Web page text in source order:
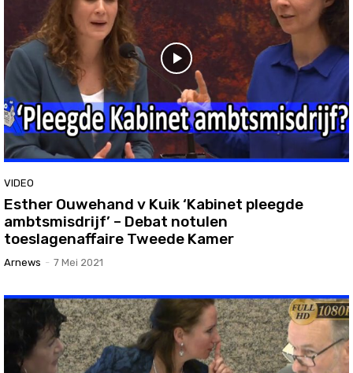
VIDEO
Esther Ouwehand v Kuik ‘Kabinet pleegde
ambtsmisdrijf’ – Debat notulen
toeslagenaffaire Tweede Kamer
Arnews - 7 Mei 2021